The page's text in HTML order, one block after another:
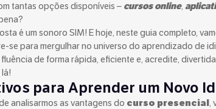
tantas opções disponíveis – cursos online,
é um sonoro SIM! E hoje, neste guia completo,
se para mergulhar no universo do aprendizado de
fluência de forma rápida, eficiente e, acredite,
para Aprender um Novo
analisarmos as vantagens do curso presencial,